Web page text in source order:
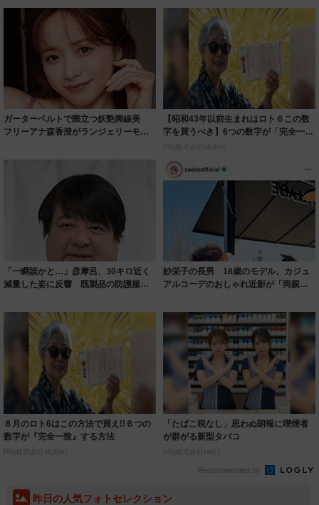
ガーターベルトで際立つ妖艶脚線美
フリーアナ森香澄がランジェリーモデ
【昭和43年以前生まれはロト６この数
字を買うべき】6つの数字が「完全一
致」する方...
PR(株式会社MURA)
「一瞬誰かと…」彦摩呂、30キロ近く
減量した姿に反響 既製品の防護服が
紗栄子の長男 18歳のモデル、カジュ
アルコーデのおしゃれ近影が「両親の
８月のロト6はこの方法で買え!!６つの
数字が『完全一致』する方法
PR(株式会社MURA)
「たばこ税なし」思わぬ朗報に喫煙者
が群がる新型タバコ
PR(株式会社HAL)
Recommended by
昨日の人気フォトセレクション